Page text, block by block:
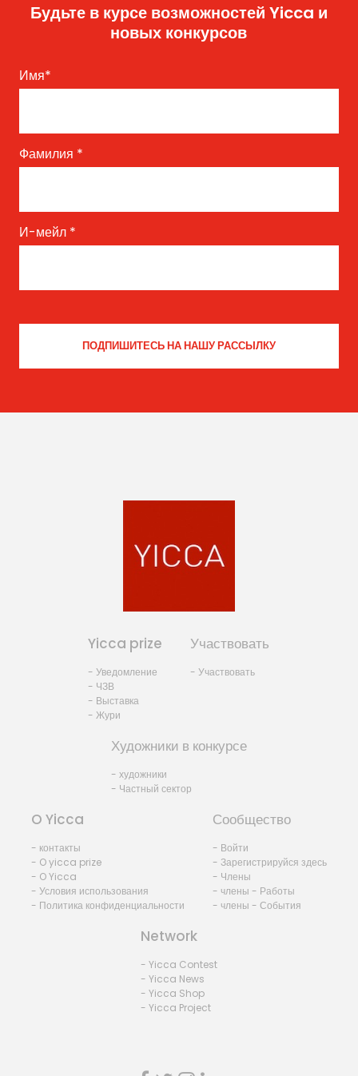
Будьте в курсе возможностей Yicca и
новых конкурсов
Имя*
Фамилия *
И-мейл *
Yicca prize
- Уведомление
- ЧЗВ
- Выставка
- Жури
Участвовать
- Участвовать
Художники в конкурсе
- художники
- Частный сектор
O Yicca
- контакты
- O yicca prize
- O Yicca
- Условия использования
- Политика конфиденциальности
Сообщество
- Войти
- Зарегистрируйся здесь
- Члены
- члены - Работы
- члены - События
Network
- Yicca Contest
- Yicca News
- Yicca Shop
- Yicca Project